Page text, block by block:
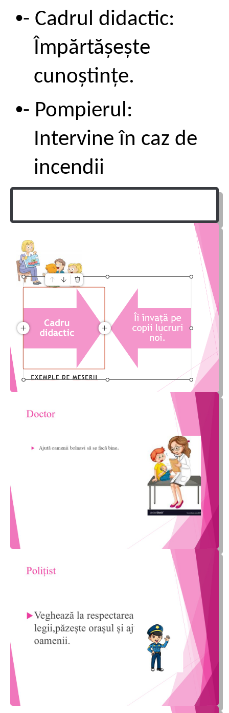
•- Cadrul didactic:
Împărtășește
cunoștințe.
•- Pompierul:
Intervine în caz de
incendii